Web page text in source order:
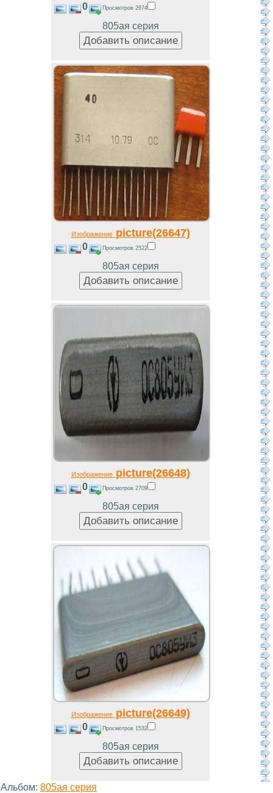
0 Просмотров 2674
805ая серия
Изображениеpicture(26647)
0 Просмотров 2522
805ая серия
Изображениеpicture(26648)
0 Просмотров 2709
805ая серия
Изображениеpicture(26649)
0 Просмотров 1532
805ая серия
Альбом: 805ая серия